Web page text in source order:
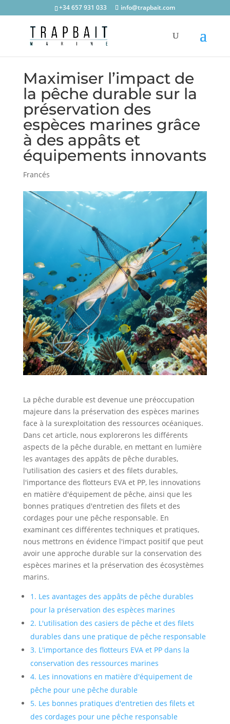
+34 657 931 033 info@trapbait.com
Maximiser l’impact de
la pêche durable sur la
préservation des
espèces marines grâce
à des appâts et
équipements innovants
Francés
La pêche durable est devenue une préoccupation
majeure dans la préservation des espèces marines
face à la surexploitation des ressources océaniques.
Dans cet article, nous explorerons les différents
aspects de la pêche durable, en mettant en lumière
les avantages des appâts de pêche durables,
l'utilisation des casiers et des filets durables,
l'importance des flotteurs EVA et PP, les innovations
en matière d'équipement de pêche, ainsi que les
bonnes pratiques d'entretien des filets et des
cordages pour une pêche responsable. En
examinant ces différentes techniques et pratiques,
nous mettrons en évidence l'impact positif que peut
avoir une approche durable sur la conservation des
espèces marines et la préservation des écosystèmes
marins.
1. Les avantages des appâts de pêche durables
pour la préservation des espèces marines
2. L'utilisation des casiers de pêche et des filets
durables dans une pratique de pêche responsable
3. L'importance des flotteurs EVA et PP dans la
conservation des ressources marines
4. Les innovations en matière d'équipement de
pêche pour une pêche durable
5. Les bonnes pratiques d'entretien des filets et
des cordages pour une pêche responsable